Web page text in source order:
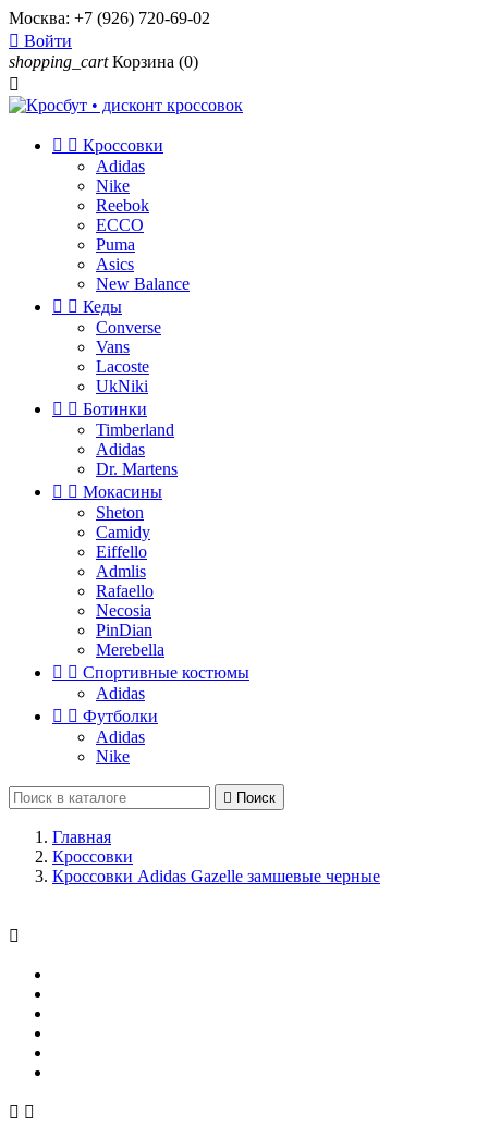
Москва: +7 (926) 720-69-02
 Войти
shopping_cart Корзина (0)

  Кроссовки
Adidas
Nike
Reebok
ECCO
Puma
Asics
New Balance
  Кеды
Converse
Vans
Lacoste
UkNiki
  Ботинки
Timberland
Adidas
Dr. Martens
  Мокасины
Sheton
Camidy
Eiffello
Admlis
Rafaello
Necosia
PinDian
Merebella
  Спортивные костюмы
Adidas
  Футболки
Adidas
Nike
 Поиск
Главная
Кроссовки
Кроссовки Adidas Gazelle замшевые черные

 